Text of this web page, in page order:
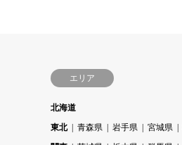
エリア
北海道
東北
青森県 岩手県 宮城県